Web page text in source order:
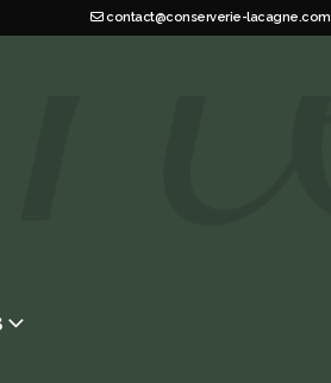
contact@conserverie-lacagne.com